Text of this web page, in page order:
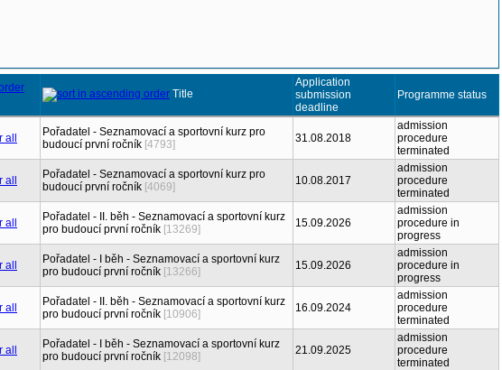
Title
Application
submission
deadline
Programme status
Pořadatel - Seznamovací a sportovní kurz pro
budoucí první ročník [4793] 31.08.2018
admission
procedure
terminated
Pořadatel - Seznamovací a sportovní kurz pro
budoucí první ročník [4069] 10.08.2017
admission
procedure
terminated
Pořadatel - II. běh - Seznamovací a sportovní kurz
pro budoucí první ročník [13269] 15.09.2026
admission
procedure in
progress
Pořadatel - I běh - Seznamovací a sportovní kurz
pro budoucí první ročník [13266] 15.09.2026
admission
procedure in
progress
Pořadatel - II. běh - Seznamovací a sportovní kurz
pro budoucí první ročník [10906] 16.09.2024
admission
procedure
terminated
Pořadatel - I běh - Seznamovací a sportovní kurz
pro budoucí první ročník [12098] 21.09.2025
admission
procedure
terminated